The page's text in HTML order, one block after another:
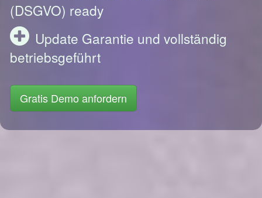
(DSGVO) ready
Update Garantie und vollständig
betriebsgeführt
Gratis Demo anfordern